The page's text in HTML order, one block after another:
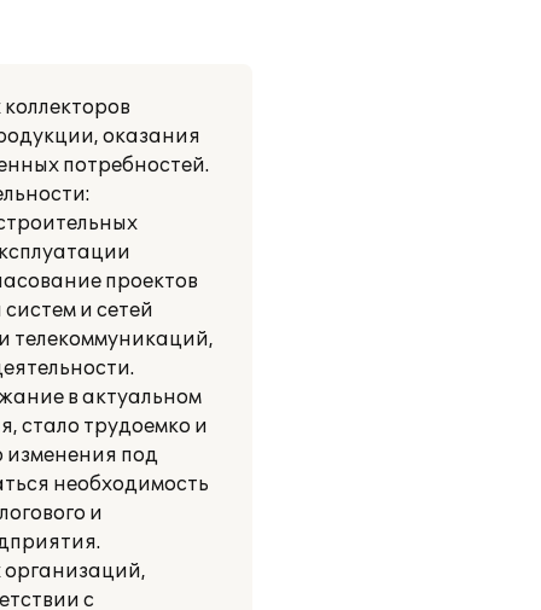
оказания
потребностей.
проектов
и сетей
телекоммуникаций,
в актуальном
стало трудоемко и
изменения под
необходимость
и
с